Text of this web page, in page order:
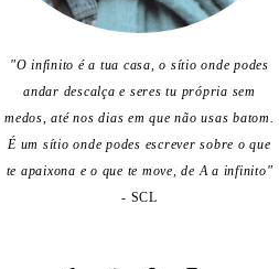
"O infinito é a tua casa, o sítio onde podes
andar descalça e seres tu própria sem
medos, até nos dias em que não usas batom.
É um sítio onde podes escrever sobre o que
te apaixona e o que te move, de A a infinito"
- SCL